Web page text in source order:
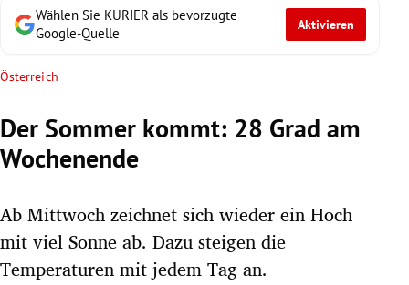
Untermenü
Wählen Sie KURIER als bevorzugte
Google-Quelle
Aktivieren
Österreich
Der Sommer kommt: 28 Grad am
Wochenende
Ab Mittwoch zeichnet sich wieder ein Hoch
mit viel Sonne ab. Dazu steigen die
Temperaturen mit jedem Tag an.